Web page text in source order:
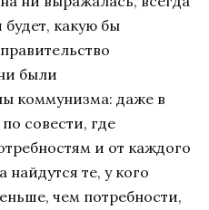
будет, какую бы
были
коммунизма: даже в
совести, где
и от каждого
те, у кого
чем потребности,